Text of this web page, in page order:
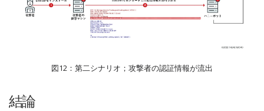
図12：第二シナリオ；攻撃者の認証情報が流出
結論